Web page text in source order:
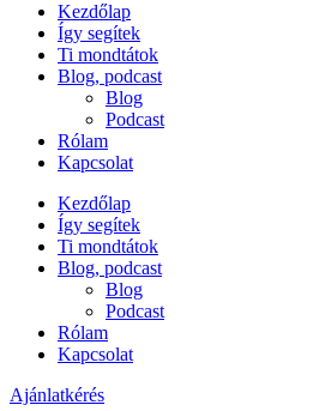
Kezdőlap
Így segítek
Ti mondtátok
Blog, podcast
Blog
Podcast
Rólam
Kapcsolat
Kezdőlap
Így segítek
Ti mondtátok
Blog, podcast
Blog
Podcast
Rólam
Kapcsolat
Ajánlatkérés